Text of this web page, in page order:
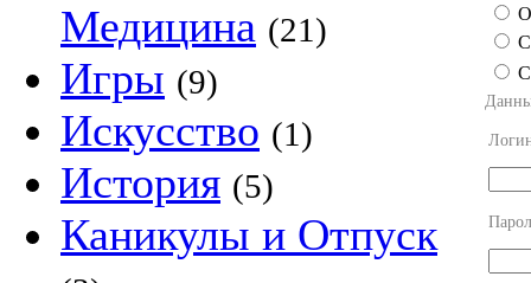
Медицина (21)
Игры (9)
Искусство (1)
История (5)
Каникулы и Отпуск